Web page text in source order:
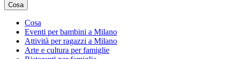
Cosa
Cosa
Eventi per bambini a Milano
Attività per ragazzi a Milano
Arte e cultura per famiglie